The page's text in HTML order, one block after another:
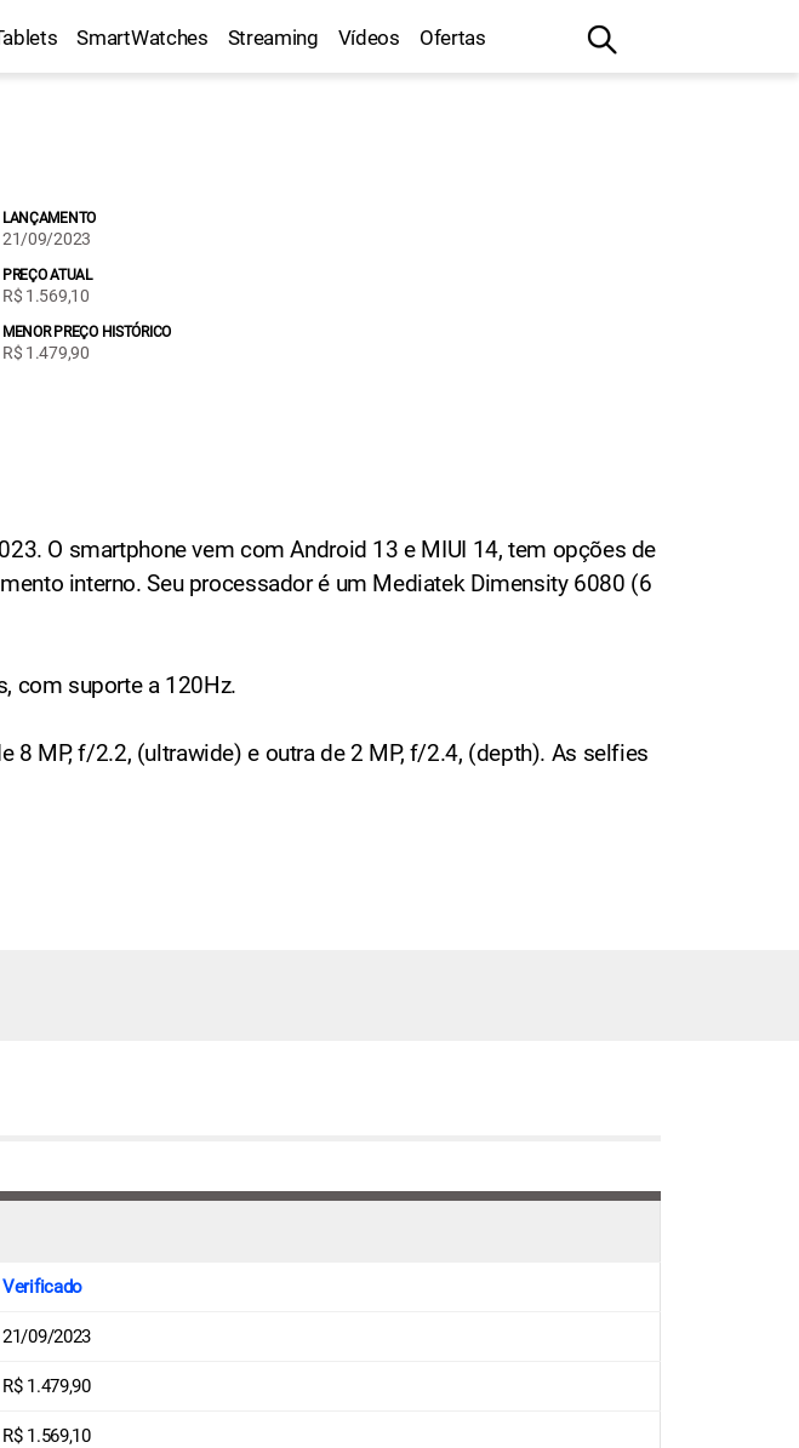
SmartWatches Streaming Vídeos Ofertas
LANÇAMENTO
21/09/2023
PREÇO ATUAL
R$ 1.569,10
MENOR PREÇO HISTÓRICO
R$ 1.479,90
O smartphone vem com Android 13 e MIUI 14, tem opções de
interno. Seu processador é um Mediatek Dimensity 6080 (6
com suporte a 120Hz.
8 MP, f/2.2, (ultrawide) e outra de 2 MP, f/2.4, (depth). As selfies
Verificado
21/09/2023
R$ 1.479,90
R$ 1.569,10